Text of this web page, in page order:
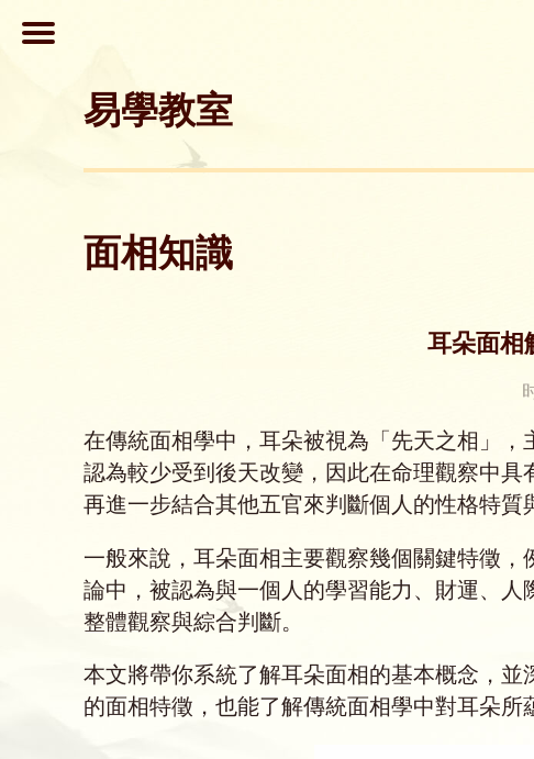
易學教室
面相知識
耳朵面相
在傳統面相學中，耳朵被視為「先天之相」
認為較少受到後天改變，因此在命理觀察中
再進一步結合其他五官來判斷個人的性格特質
一般來說，耳朵面相主要觀察幾個關鍵特徵
論中，被認為與一個人的學習能力、財運、
整體觀察與綜合判斷。
本文將帶你系統了解耳朵面相的基本概念，
的面相特徵，也能了解傳統面相學中對耳朵所